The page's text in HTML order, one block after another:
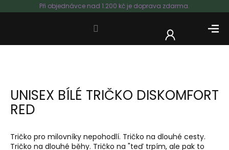
na
Při objednávce nad 1.200 kč je doprava zdarma.
UNISEX BÍLÉ TRIČKO DISKOMFORT
RED
Tričko pro milovníky nepohodlí. Tričko na dlouhé cesty.
Tričko na dlouhé běhy. Tričko na "teď trpím, ale pak to